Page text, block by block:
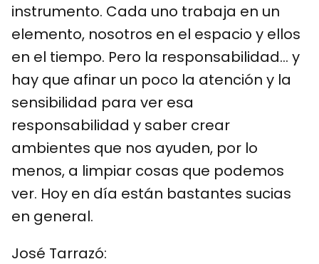
instrumento. Cada uno trabaja en un
elemento, nosotros en el espacio y ellos
en el tiempo. Pero la responsabilidad… y
hay que afinar un poco la atención y la
sensibilidad para ver esa
responsabilidad y saber crear
ambientes que nos ayuden, por lo
menos, a limpiar cosas que podemos
ver. Hoy en día están bastantes sucias
en general.
José Tarrazó: